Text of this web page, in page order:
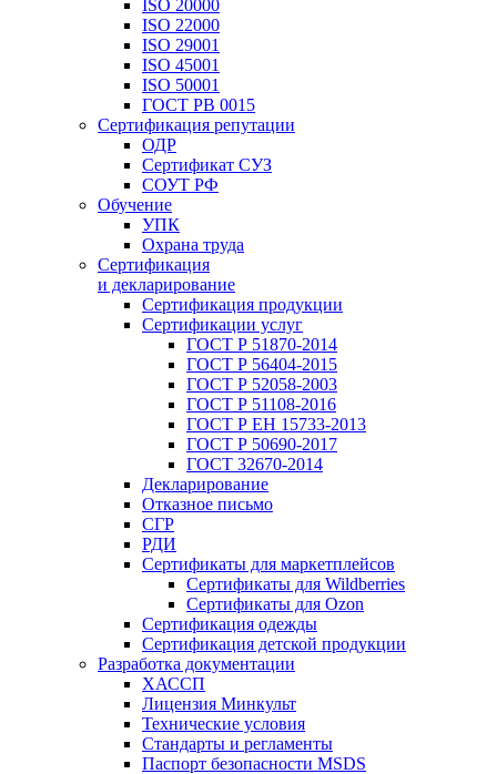
ISO 20000
ISO 22000
ISO 29001
ISO 45001
ISO 50001
ГОСТ РВ 0015
Сертификация репутации
ОДР
Сертификат СУЗ
СОУТ РФ
Обучение
УПК
Охрана труда
Сертификация
и декларирование
Сертификация продукции
Сертификации услуг
ГОСТ Р 51870-2014
ГОСТ Р 56404-2015
ГОСТ Р 52058-2003
ГОСТ Р 51108-2016
ГОСТ Р ЕН 15733-2013
ГОСТ Р 50690-2017
ГОСТ 32670-2014
Декларирование
Отказное письмо
СГР
РДИ
Сертификаты для маркетплейсов
Сертификаты для Wildberries
Сертификаты для Ozon
Сертификация одежды
Сертификация детской продукции
Разработка документации
ХАССП
Лицензия Минкульт
Технические условия
Стандарты и регламенты
Паспорт безопасности MSDS